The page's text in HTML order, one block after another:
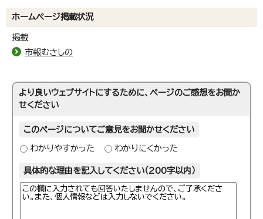
ホームページ掲載状況
掲載
市報むさしの
より良いウェブサイトにするために、ページのご感想をお聞か
せください
このページについてご意見をお聞かせください
わかりやすかった わかりにくかった
具体的な理由を記入してください（200字以内）